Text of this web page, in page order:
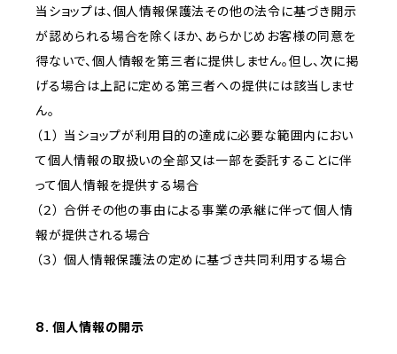
当ショップは、個人情報保護法その他の法令に基づき開示
が認められる場合を除くほか、あらかじめお客様の同意を
得ないで、個人情報を第三者に提供しません。但し、次に掲
げる場合は上記に定める第三者への提供には該当しませ
ん。
（１） 当ショップが利用目的の達成に必要な範囲内におい
て個人情報の取扱いの全部又は一部を委託することに伴
って個人情報を提供する場合
（２） 合併その他の事由による事業の承継に伴って個人情
報が提供される場合
（３） 個人情報保護法の定めに基づき共同利用する場合
8. 個人情報の開示